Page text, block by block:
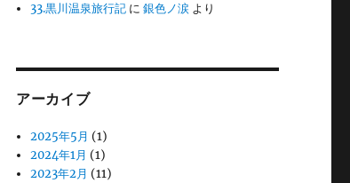
33.黒川温泉旅行記 に銀色ノ涙 より
アーカイブ
2025年5月 (1)
2024年1月 (1)
2023年2月 (11)